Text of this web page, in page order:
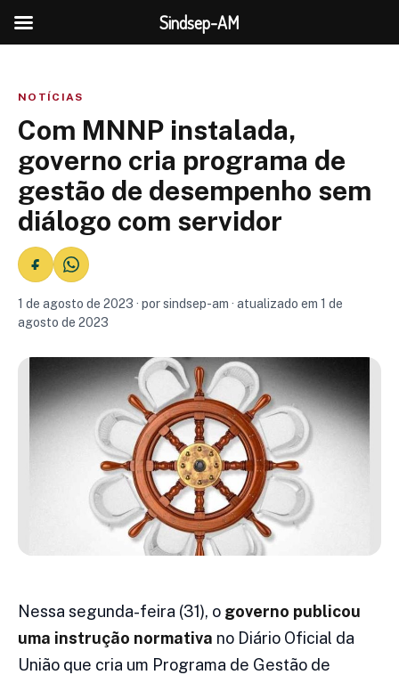
NOTÍCIAS
Com MNNP instalada,
governo cria programa de
gestão de desempenho sem
diálogo com servidor
1 de agosto de 2023 · por sindsep-am · atualizado em 1 de
agosto de 2023
Nessa segunda-feira (31), o governo publicou
uma instrução normativa no Diário Oficial da
União que cria um Programa de Gestão de
Sindsep-AM